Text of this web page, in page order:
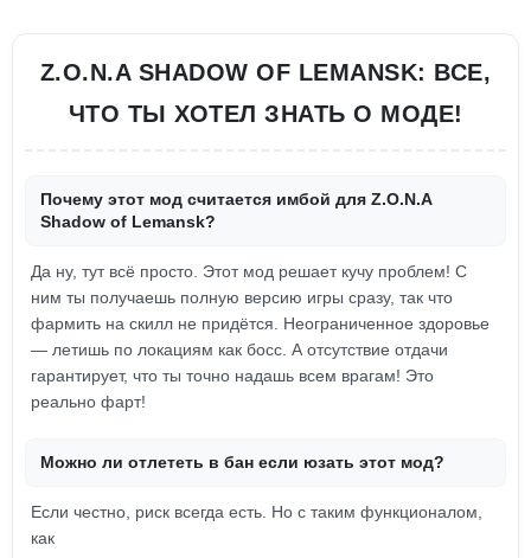
Z.O.N.A SHADOW OF LEMANSK: ВСЕ,
ЧТО ТЫ ХОТЕЛ ЗНАТЬ О МОДЕ!
Почему этот мод считается имбой для Z.O.N.A
Shadow of Lemansk?
Да ну, тут всё просто. Этот мод решает кучу проблем! С
ним ты получаешь полную версию игры сразу, так что
фармить на скилл не придётся. Неограниченное здоровье
— летишь по локациям как босс. А отсутствие отдачи
гарантирует, что ты точно надашь всем врагам! Это
реально фарт!
Можно ли отлететь в бан если юзать этот мод?
Если честно, риск всегда есть. Но с таким функционалом,
как